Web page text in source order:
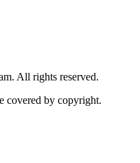
All rights reserved.
covered by copyright.